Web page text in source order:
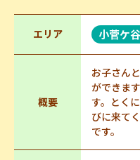
エリア 小菅ケ
概要
お子さん
ができま
す。とく
びに来て
です。